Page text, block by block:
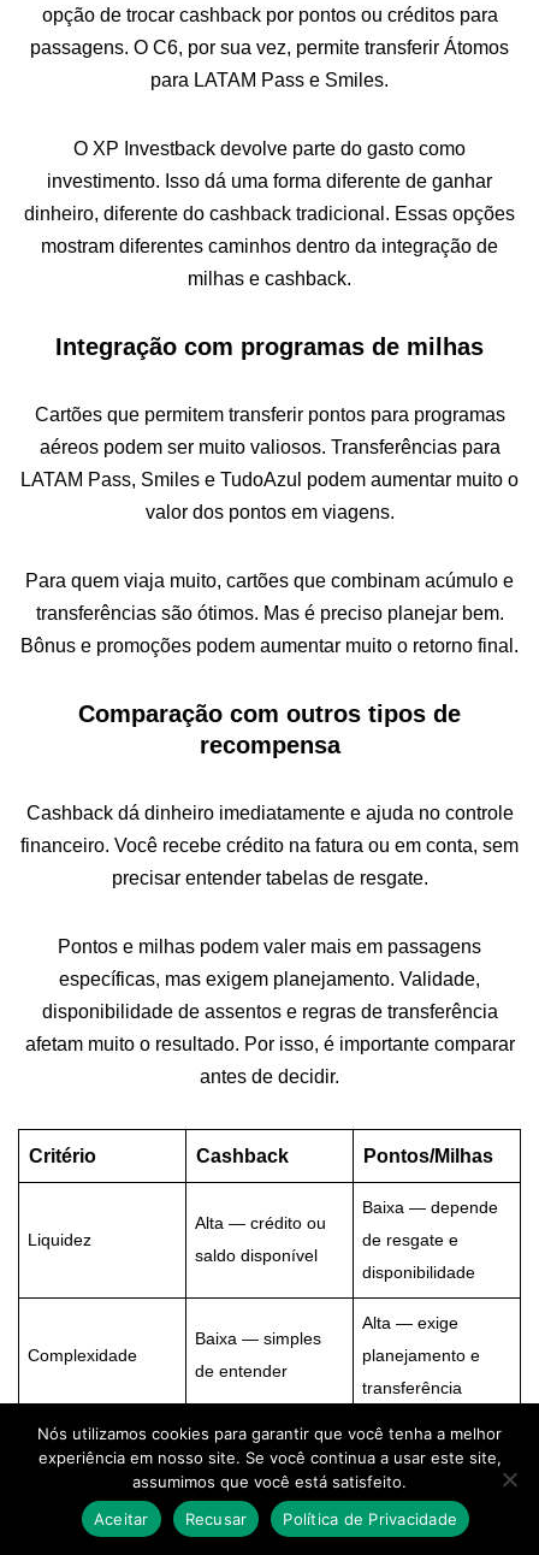
opção de trocar cashback por pontos ou créditos para
passagens. O C6, por sua vez, permite transferir Átomos
para LATAM Pass e Smiles.
O XP Investback devolve parte do gasto como
investimento. Isso dá uma forma diferente de ganhar
dinheiro, diferente do cashback tradicional. Essas opções
mostram diferentes caminhos dentro da integração de
milhas e cashback.
Integração com programas de milhas
Cartões que permitem transferir pontos para programas
aéreos podem ser muito valiosos. Transferências para
LATAM Pass, Smiles e TudoAzul podem aumentar muito o
valor dos pontos em viagens.
Para quem viaja muito, cartões que combinam acúmulo e
transferências são ótimos. Mas é preciso planejar bem.
Bônus e promoções podem aumentar muito o retorno final.
Comparação com outros tipos de
recompensa
Cashback dá dinheiro imediatamente e ajuda no controle
financeiro. Você recebe crédito na fatura ou em conta, sem
precisar entender tabelas de resgate.
Pontos e milhas podem valer mais em passagens
específicas, mas exigem planejamento. Validade,
disponibilidade de assentos e regras de transferência
afetam muito o resultado. Por isso, é importante comparar
antes de decidir.
Critério Cashback Pontos/Milhas
Liquidez
Alta — crédito ou
saldo disponível
Baixa — depende
de resgate e
disponibilidade
Complexidade
Baixa — simples
de entender
Alta — exige
planejamento e
transferência
Potencial de valor
Limitado e
previsível
Alto em resgates
certos
Baixo risco —
Risco de expirar ou
Nós utilizamos cookies para garantir que você tenha a melhor
experiência em nosso site. Se você continua a usar este site,
assumimos que você está satisfeito.
Aceitar
Recusar Política de Privacidade